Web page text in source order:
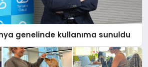
genelinde kullanıma sunuldu